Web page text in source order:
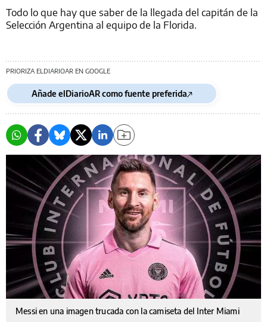
Todo lo que hay que saber de la llegada del capitán de la
Selección Argentina al equipo de la Florida.
PRIORIZA ELDIARIOAR EN GOOGLE
Añade elDiarioAR como fuente preferida
Messi en una imagen trucada con la camiseta del Inter Miami